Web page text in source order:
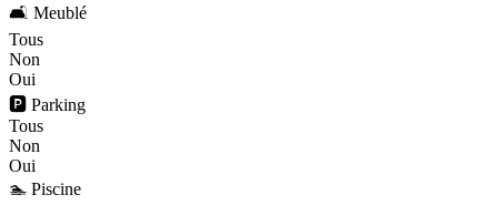
🛋️ Meublé
Tous
Non
Oui
🅿️ Parking
Tous
Non
Oui
🏊 Piscine